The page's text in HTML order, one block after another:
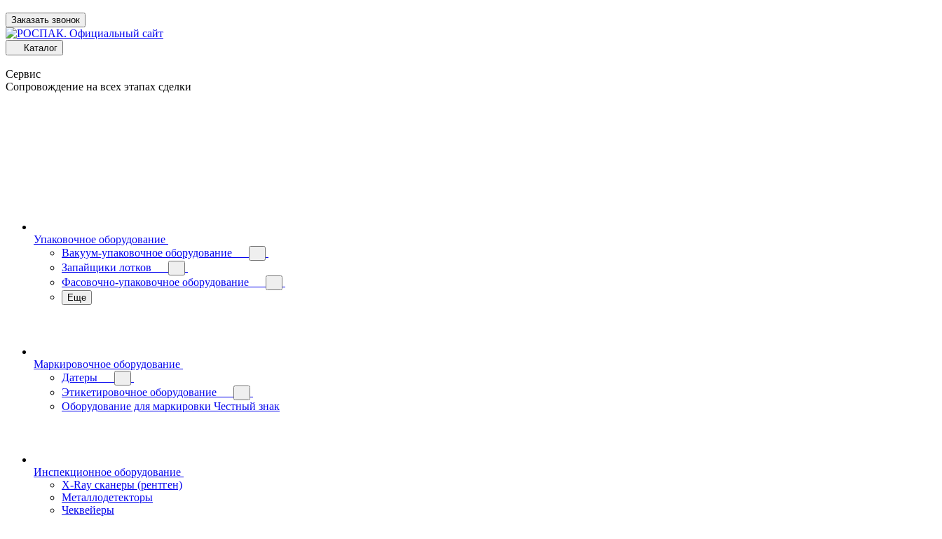
Заказать звонок
Каталог
Сервис
Сопровождение на всех этапах сделки
Упаковочное оборудование
Вакуум-упаковочное оборудование
Запайщики лотков
Фасовочно-упаковочное оборудование
Еще
Маркировочное оборудование
Датеры
Этикетировочное оборудование
Оборудование для маркировки Честный знак
Инспекционное оборудование
X-Ray сканеры (рентген)
Металлодетекторы
Чеквейеры